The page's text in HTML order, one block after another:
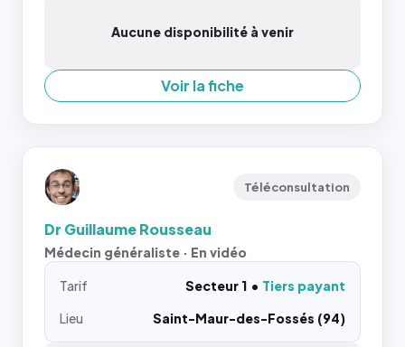
Aucune disponibilité à venir
Voir la fiche
Téléconsultation
Dr Guillaume Rousseau
Médecin généraliste · En vidéo
Tarif Secteur 1
Tiers payant
Lieu
Saint-Maur-des-Fossés (94)